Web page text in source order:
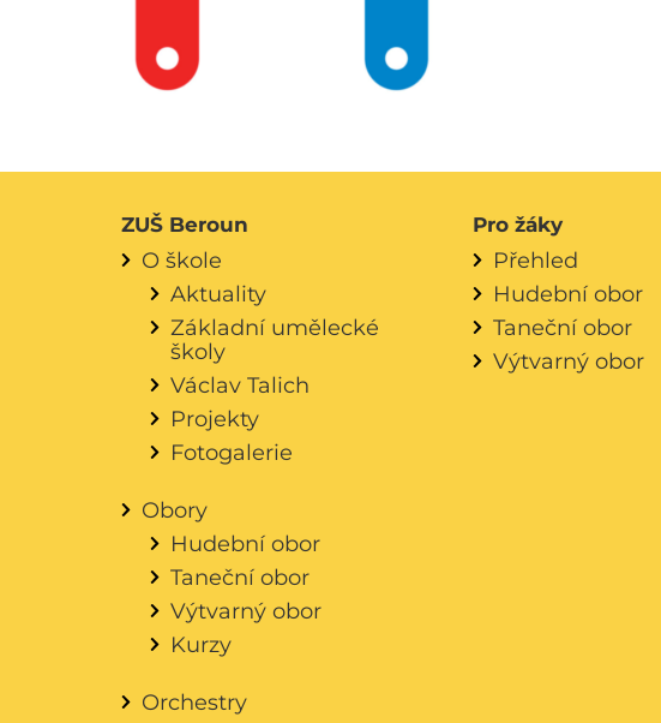
ZUŠ Beroun
O škole
Aktuality
Základní umělecké
školy
Václav Talich
Projekty
Fotogalerie
Obory
Hudební obor
Taneční obor
Výtvarný obor
Kurzy
Orchestry
Pro žáky
Přehled
Hudební obor
Taneční obor
Výtvarný obor